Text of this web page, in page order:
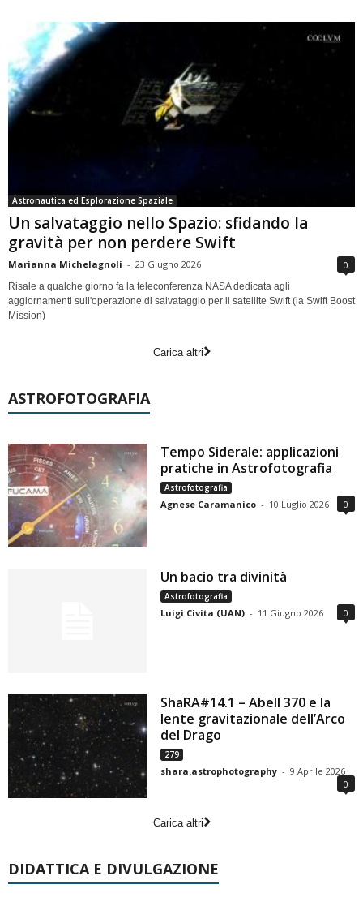
Astronautica ed Esplorazione Spaziale
Un salvataggio nello Spazio: sfidando la
gravità per non perdere Swift
Marianna Michelagnoli - 23 Giugno 2026 0
Risale a qualche giorno fa la teleconferenza NASA dedicata agli
aggiornamenti sull'operazione di salvataggio per il satellite Swift (la Swift Boost
Mission)
Carica altri
ASTROFOTOGRAFIA
Tempo Siderale: applicazioni
pratiche in Astrofotografia
Astrofotografia
Agnese Caramanico - 10 Luglio 2026 0
Un bacio tra divinità
Astrofotografia
Luigi Civita (UAN) - 11 Giugno 2026 0
ShaRA#14.1 – Abell 370 e la
lente gravitazionale dell’Arco
del Drago
279
shara.astrophotography - 9 Aprile 2026
0
Carica altri
DIDATTICA E DIVULGAZIONE